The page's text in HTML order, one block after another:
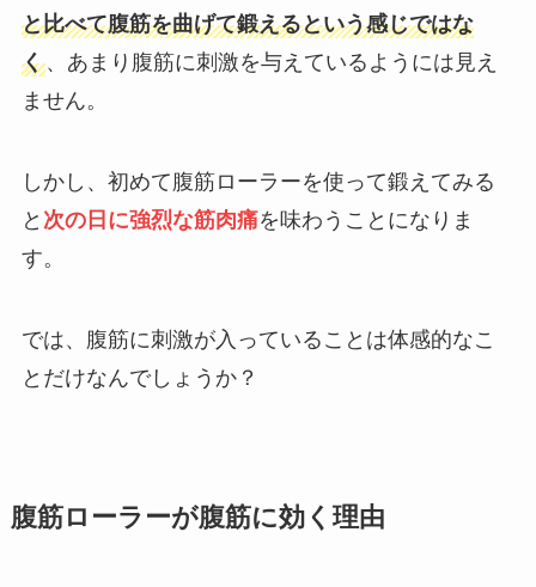
と比べて腹筋を曲げて鍛えるという感じではな
く、あまり腹筋に刺激を与えているようには見え
ません。
しかし、初めて腹筋ローラーを使って鍛えてみる
と 次の日に強烈な筋肉痛を味わうことになりま
す。
では、腹筋に刺激が入っていることは体感的なこ
とだけなんでしょうか？
腹筋ローラーが腹筋に効く理由